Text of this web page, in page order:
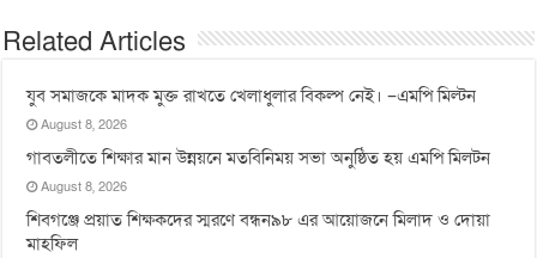
Related Articles
যুব সমাজকে মাদক মুক্ত রাখতে খেলাধুলার বিকল্প নেই। –এমপি মিল্টন
August 8, 2026
‎গাবতলীতে শিক্ষার মান উন্নয়নে ‎মতবিনিময় সভা অনুষ্ঠিত হয় ‎এমপি মিলটন
August 8, 2026
শিবগঞ্জে প্রয়াত শিক্ষকদের স্মরণে বন্ধন৯৮ এর আয়োজনে মিলাদ ও দোয়া
মাহফিল